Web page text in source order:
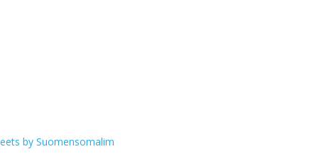
by Suomensomalim